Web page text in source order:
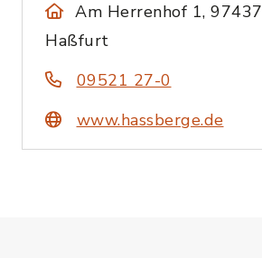
Am Herrenhof 1, 97437
Haßfurt
09521 27-0
www.hassberge.de